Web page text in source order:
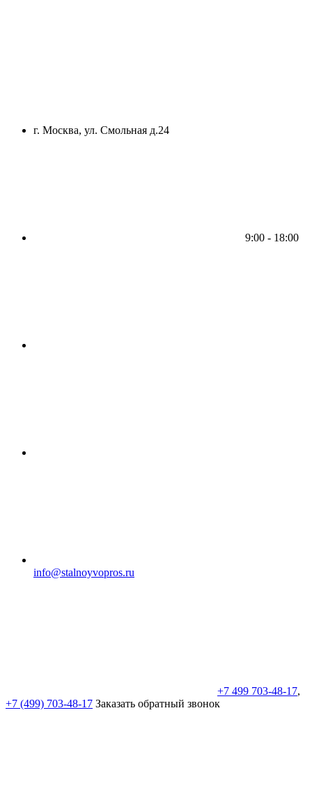
г. Москва, ул. Смольная д.24
9:00 - 18:00
info@stalnoyvopros.ru
+7 499 703-48-17,
+7 (499) 703-48-17 Заказать обратный звонок